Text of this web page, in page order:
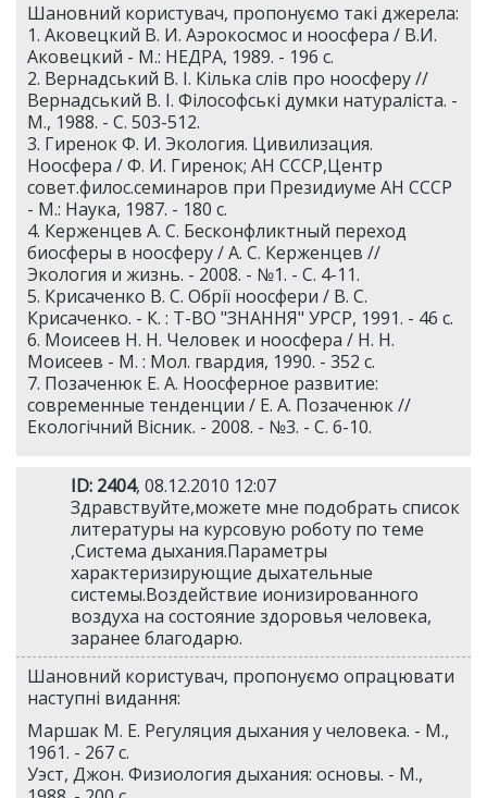
Шановний користувач, пропонуємо такі джерела:
1. Аковецкий В. И. Аэрокосмос и ноосфера / В.И.
Аковецкий - М.: НЕДРА, 1989. - 196 c.
2. Вернадський В. І. Кілька слів про ноосферу //
Вернадський В. І. Філософські думки натураліста. -
М., 1988. - С. 503-512.
3. Гиренок Ф. И. Экология. Цивилизация.
Ноосфера / Ф. И. Гиренок; АН СССР,Центр
совет.филос.семинаров при Президиуме АН СССР
- М.: Наука, 1987. - 180 c.
4. Керженцев А. С. Бесконфликтный переход
биосферы в ноосферу / А. С. Керженцев //
Экология и жизнь. - 2008. - №1. - С. 4-11.
5. Крисаченко В. С. Обрії ноосфери / В. С.
Крисаченко. - К. : Т-ВО "ЗНАННЯ" УРСР, 1991. - 46 c.
6. Моисеев Н. Н. Человек и ноосфера / Н. Н.
Моисеев - М. : Мол. гвардия, 1990. - 352 c.
7. Позаченюк Е. А. Ноосферное развитие:
современные тенденции / Е. А. Позаченюк //
Екологічний Вісник. - 2008. - №3. - С. 6-10.
ID: 2404, 08.12.2010 12:07
Здравствуйте,можете мне подобрать список
литературы на курсовую роботу по теме
,Система дыхания.Параметры
характеризирующие дыхательные
системы.Воздействие ионизированного
воздуха на состояние здоровья человека,
заранее благодарю.
Шановний користувач, пропонуємо опрацювати
наступні видання:
Маршак М. Е. Регуляция дыхания у человека. - М.,
1961. - 267 c.
Уэст, Джон. Физиология дыхания: основы. - М.,